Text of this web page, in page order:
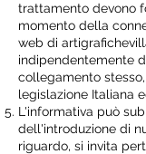
trattamento devono
momento della
web di
indipendentemente
collegamento
legislazione Italiana
L'informativa può
dell'introduzione di
riguardo, si invita